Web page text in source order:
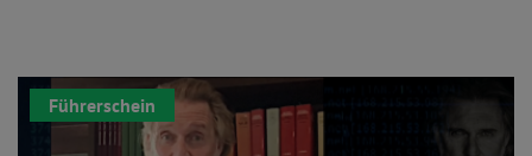
Führerschein